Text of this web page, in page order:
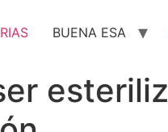
BUENA ESA